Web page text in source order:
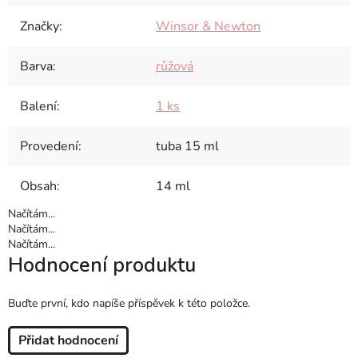
Značky: Winsor & Newton
Barva: růžová
Balení: 1 ks
Provedení: tuba 15 ml
Obsah: 14 ml
Načítám...
Načítám...
Načítám...
Hodnocení produktu
Buďte první, kdo napíše příspěvek k této položce.
Přidat hodnocení